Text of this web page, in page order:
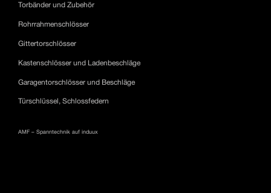
Torbänder und Zubehör
Rohrrahmenschlösser
Gittertorschlösser
Kastenschlösser und Ladenbeschläge
Garagentorschlösser und Beschläge
Türschlüssel, Schlossfedern
AMF – Spanntechnik auf induux